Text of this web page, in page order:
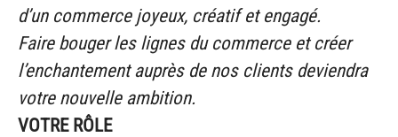
d’un commerce joyeux, créatif et engagé.
Faire bouger les lignes du commerce et créer
l’enchantement auprès de nos clients deviendra
votre nouvelle ambition.
VOTRE RÔLE